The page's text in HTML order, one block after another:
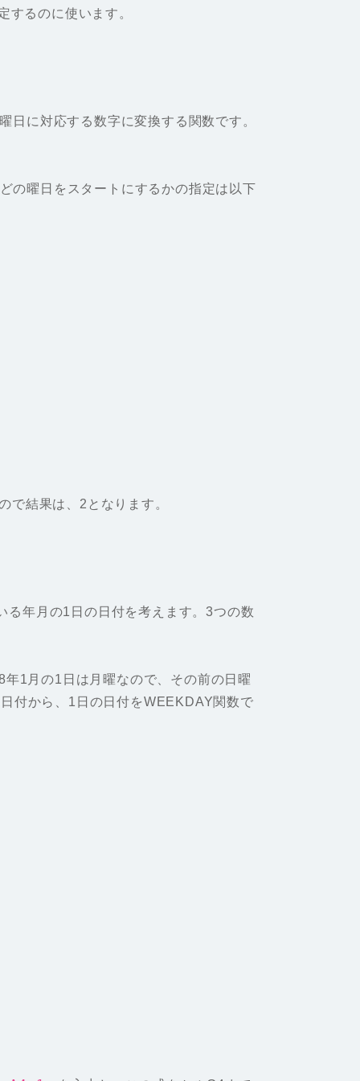
するのに使います。
に対応する数字に変換する関数です。
の曜日をスタートにするかの指定は以下
で結果は、2となります。
る年月の1日の日付を考えます。3つの数
1月の1日は月曜なので、その前の日曜
付から、1日の日付をWEEKDAY関数で